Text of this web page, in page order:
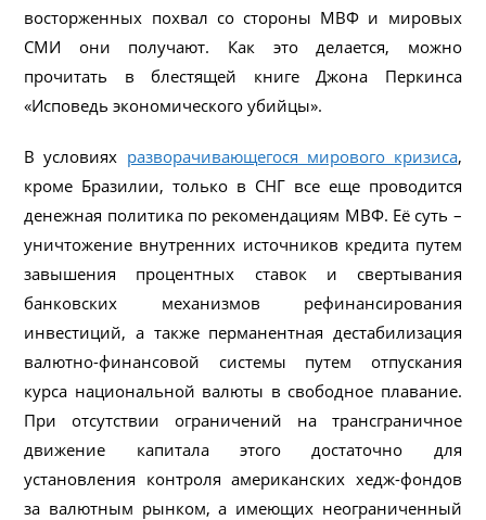
восторженных похвал со стороны МВФ и мировых
СМИ они получают. Как это делается, можно
прочитать в блестящей книге Джона Перкинса
«Исповедь экономического убийцы».
В условиях разворачивающегося мирового кризиса,
кроме Бразилии, только в СНГ все еще проводится
денежная политика по рекомендациям МВФ. Её суть –
уничтожение внутренних источников кредита путем
завышения процентных ставок и свертывания
банковских механизмов рефинансирования
инвестиций, а также перманентная дестабилизация
валютно-финансовой системы путем отпускания
курса национальной валюты в свободное плавание.
При отсутствии ограничений на трансграничное
движение капитала этого достаточно для
установления контроля американских хедж-фондов
за валютным рынком, а имеющих неограниченный